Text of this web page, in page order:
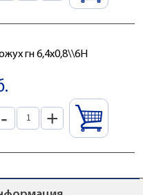
гн 6,4x0,8\\6H
- +